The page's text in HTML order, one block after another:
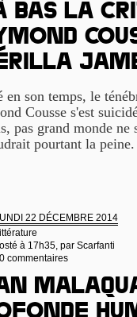
bas la
en son temps, le
Cousse s'est
pas grand monde
pourtant la
22 DÉCEMBRE 2014
à 17h35, par Scarfanti
commentaires